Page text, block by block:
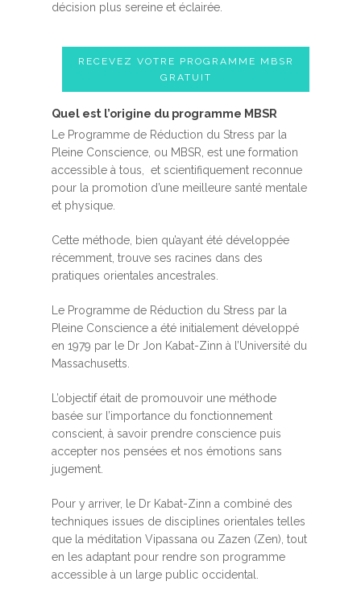
décision plus sereine et éclairée.
RECEVEZ VOTRE PROGRAMME MBSR
GRATUIT
Quel est l’origine du programme MBSR
Le Programme de Réduction du Stress par la
Pleine Conscience, ou MBSR, est une formation
accessible à tous, et scientifiquement reconnue
pour la promotion d’une meilleure santé mentale
et physique.
Cette méthode, bien qu’ayant été développée
récemment, trouve ses racines dans des
pratiques orientales ancestrales.
Le Programme de Réduction du Stress par la
Pleine Conscience a été initialement développé
en 1979 par le Dr Jon Kabat-Zinn à l’Université du
Massachusetts.
L’objectif était de promouvoir une méthode
basée sur l’importance du fonctionnement
conscient, à savoir prendre conscience puis
accepter nos pensées et nos émotions sans
jugement.
Pour y arriver, le Dr Kabat-Zinn a combiné des
techniques issues de disciplines orientales telles
que la méditation Vipassana ou Zazen (Zen), tout
en les adaptant pour rendre son programme
accessible à un large public occidental.